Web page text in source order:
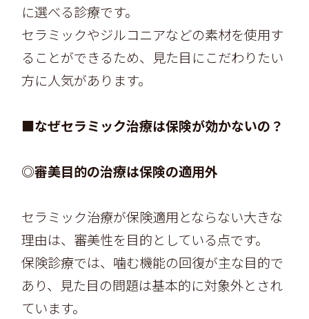
に選べる診療です。
セラミックやジルコニアなどの素材を使用す
ることができるため、見た目にこだわりたい
方に人気があります。
■なぜセラミック治療は保険が効かないの？
◎審美目的の治療は保険の適用外
セラミック治療が保険適用とならない大きな
理由は、審美性を目的としている点です。
保険診療では、噛む機能の回復が主な目的で
あり、見た目の問題は基本的に対象外とされ
ています。